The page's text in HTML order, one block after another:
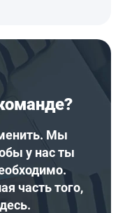
Мы
у нас ты
часть того,